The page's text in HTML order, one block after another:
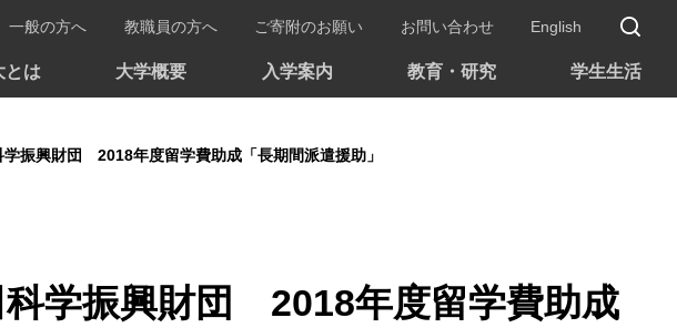
とは 大学概要 入学案内 教育・研究 学生生活
一般の方へ 教職員の方へ ご寄附のお願い お問い合わせ English
振興財団 2018年度留学費助成「長期間派遣援助」
学振興財団 2018年度留学費助成